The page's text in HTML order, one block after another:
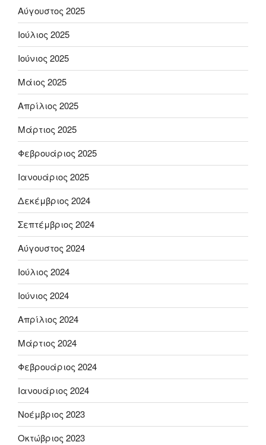
Αύγουστος 2025
Ιούλιος 2025
Ιούνιος 2025
Μάιος 2025
Απρίλιος 2025
Μάρτιος 2025
Φεβρουάριος 2025
Ιανουάριος 2025
Δεκέμβριος 2024
Σεπτέμβριος 2024
Αύγουστος 2024
Ιούλιος 2024
Ιούνιος 2024
Απρίλιος 2024
Μάρτιος 2024
Φεβρουάριος 2024
Ιανουάριος 2024
Νοέμβριος 2023
Οκτώβριος 2023